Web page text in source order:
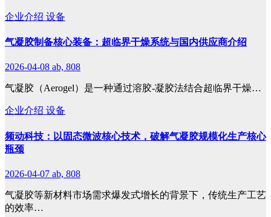
企业介绍 设备
气凝胶制备核心装备：超临界干燥系统与国内供应商介绍
2026-04-08 ab, 808
气凝胶（Aerogel）是一种通过溶胶-凝胶法结合超临界干燥…
企业介绍 设备
频动科技：以固态微波核心技术，破解气凝胶规模化生产核心
瓶颈
2026-04-07 ab, 808
气凝胶等新材料市场需求爆发式增长的背景下，传统生产工艺
的效率…